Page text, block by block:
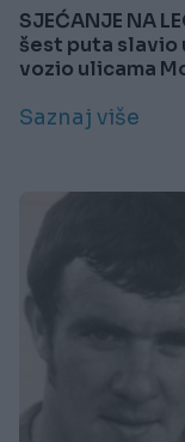
SJEĆANJE NA
šest puta slavio
vozio ulicama
Saznaj više